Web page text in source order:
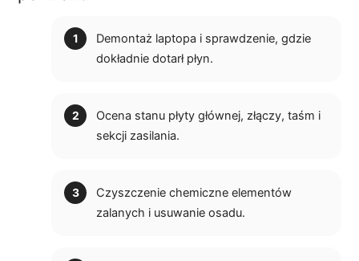
Demontaż laptopa i sprawdzenie, gdzie
dokładnie dotarł płyn.
Ocena stanu płyty głównej, złączy, taśm i
sekcji zasilania.
Czyszczenie chemiczne elementów
zalanych i usuwanie osadu.